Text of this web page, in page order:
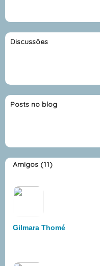
Discussões
Posts no blog
Amigos (11)
Gilmara Thomé